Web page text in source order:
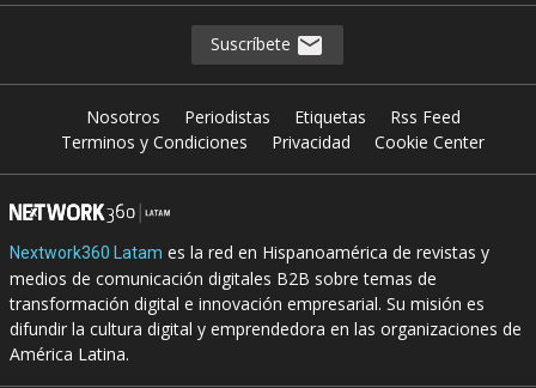
Suscríbete
Nosotros Periodistas Etiquetas
Rss Feed
Terminos y Condiciones
Privacidad Cookie Center
Nextwork360 Latam es la red en Hispanoamérica de revistas y
medios de comunicación digitales B2B sobre temas de
transformación digital e innovación empresarial. Su misión es
difundir la cultura digital y emprendedora en las organizaciones de
América Latina.